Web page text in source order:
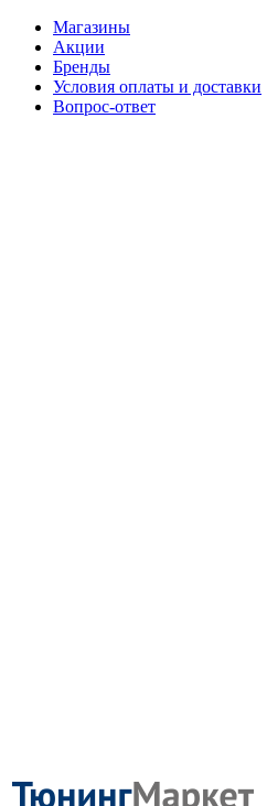
Магазины
Акции
Бренды
Условия оплаты и доставки
Вопрос-ответ